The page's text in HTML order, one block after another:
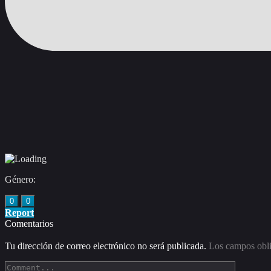
Género:
0 0
Report
Comentarios
Tu dirección de correo electrónico no será publicada. Los campos